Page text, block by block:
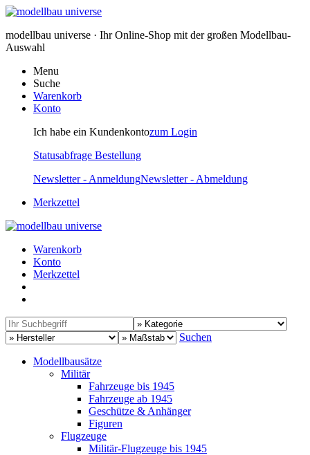
modellbau universe · Ihr Online-Shop mit der großen Modellbau-
Auswahl
Menu
Suche
Warenkorb
Konto
Ich habe ein Kundenkontozum Login
Statusabfrage Bestellung
Newsletter - AnmeldungNewsletter - Abmeldung
Merkzettel
Warenkorb
Konto
Merkzettel
Suchen
Modellbausätze
Militär
Fahrzeuge bis 1945
Fahrzeuge ab 1945
Geschütze & Anhänger
Figuren
Flugzeuge
Militär-Flugzeuge bis 1945